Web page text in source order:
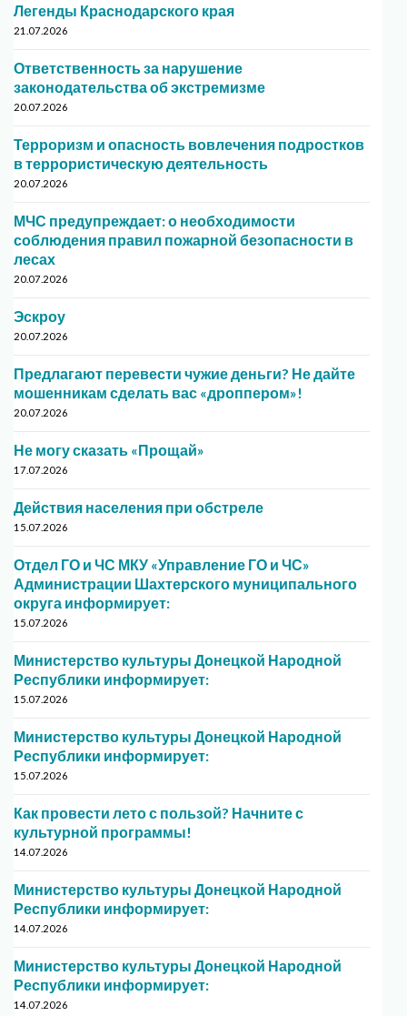
Легенды Краснодарского края
21.07.2026
Ответственность за нарушение
законодательства об экстремизме
20.07.2026
Терроризм и опасность вовлечения подростков
в террористическую деятельность
20.07.2026
МЧС предупреждает: о необходимости
соблюдения правил пожарной безопасности в
лесах
20.07.2026
Эскроу
20.07.2026
Предлагают перевести чужие деньги? Не дайте
мошенникам сделать вас «дроппером»!
20.07.2026
Не могу сказать «Прощай»
17.07.2026
Действия населения при обстреле
15.07.2026
Отдел ГО и ЧС МКУ «Управление ГО и ЧС»
Администрации Шахтерского муниципального
округа информирует:
15.07.2026
Министерство культуры Донецкой Народной
Республики информирует:
15.07.2026
Министерство культуры Донецкой Народной
Республики информирует:
15.07.2026
Как провести лето с пользой? Начните с
культурной программы!
14.07.2026
Министерство культуры Донецкой Народной
Республики информирует:
14.07.2026
Министерство культуры Донецкой Народной
Республики информирует:
14.07.2026